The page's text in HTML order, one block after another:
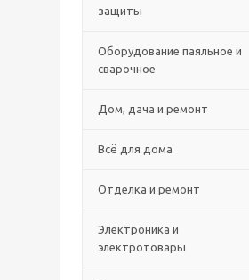
защиты
Оборудование паяльное и
сварочное
Дом, дача и ремонт
Всё для дома
Отделка и ремонт
Электроника и
электротовары